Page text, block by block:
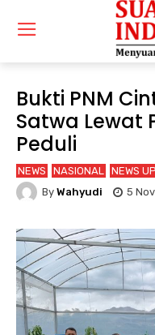
Bukti PNM
Satwa Lewat
Peduli
NEWS NASIONAL
NEWS
By Wahyudi 5